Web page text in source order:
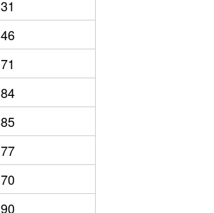
31
46
71
84
85
77
70
90